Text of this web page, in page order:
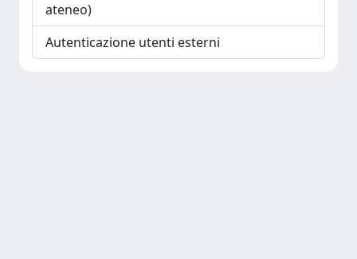
ateneo)
Autenticazione utenti esterni